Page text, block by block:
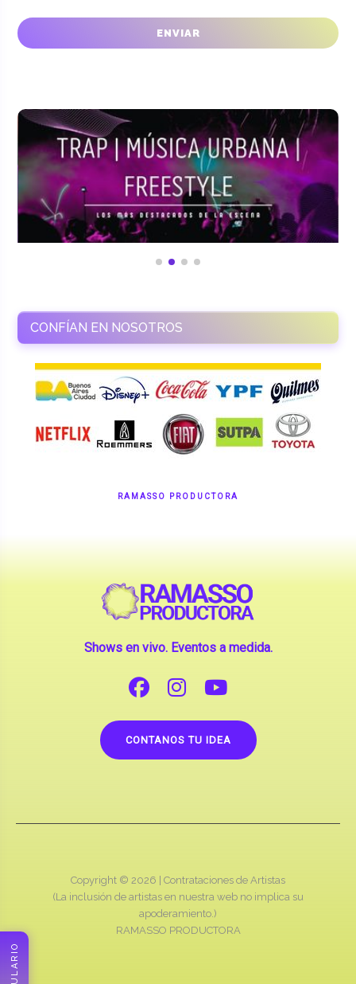
CONFÍAN EN NOSOTROS
RAMASSO PRODUCTORA
Shows en vivo. Eventos a medida.
CONTANOS TU IDEA
Copyright © 2026 | Contrataciones de Artistas
(La inclusión de artistas en nuestra web no implica su
apoderamiento.)
RAMASSO PRODUCTORA